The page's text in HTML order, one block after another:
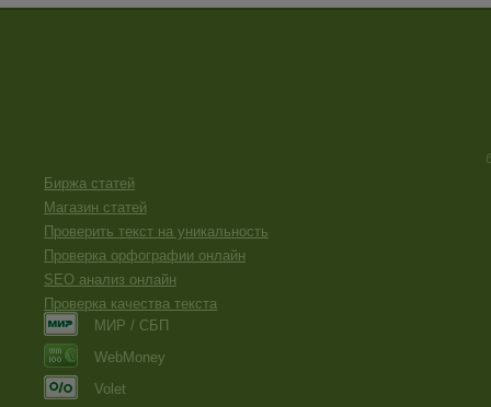
Биржа статей
Магазин статей
Проверить текст на уникальность
Проверка орфографии онлайн
SEO анализ онлайн
Проверка качества текста
МИР / СБП
WebMoney
Volet